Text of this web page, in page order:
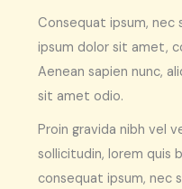
Consequat ipsum, nec
ipsum dolor sit amet,
Aenean sapien nunc,
sit amet odio.
Proin gravida nibh vel
sollicitudin, lorem quis
consequat ipsum, nec